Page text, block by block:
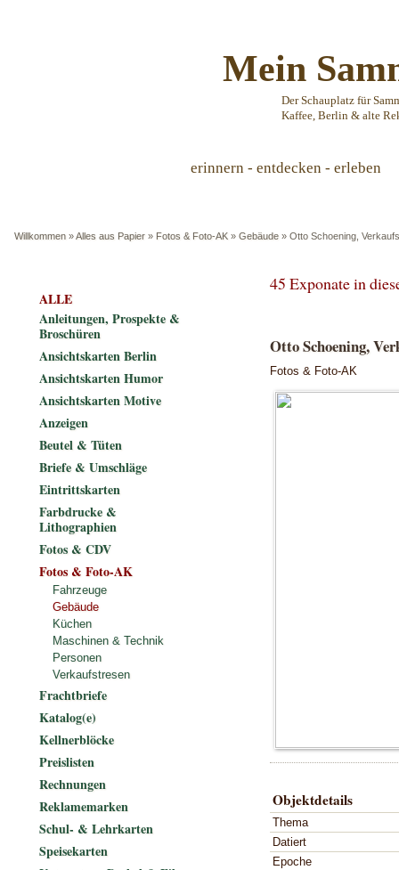
Mein
Der Schauplatz für
Kaffee, Berlin & alte
erinnern - entdecken - erleben
Willkommen »Alles aus Papier » Fotos & Foto-AK » Gebäude » Otto Schoening,
45 Exponate in
Otto Schoening,
Fotos & Foto-AK
Objektdetails
Thema
Datiert
Epoche
ALLE
Anleitungen, Prospekte &
Broschüren
Ansichtskarten Berlin
Ansichtskarten Humor
Ansichtskarten Motive
Anzeigen
Beutel & Tüten
Briefe & Umschläge
Eintrittskarten
Farbdrucke &
Lithographien
Fotos & CDV
Fotos & Foto-AK
Fahrzeuge
Gebäude
Küchen
Maschinen & Technik
Personen
Verkaufstresen
Frachtbriefe
Katalog(e)
Kellnerblöcke
Preislisten
Rechnungen
Reklamemarken
Schul- & Lehrkarten
Speisekarten